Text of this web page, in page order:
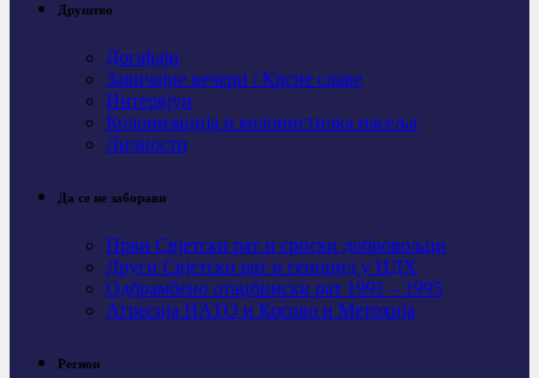
Друштво
Догађаји
Завичајне вечери / Крсне славе
Интервјуи
Колонизација и колонистичка насеља
Личности
Да се не заборави
Први Свјeтски рат и српски добровољци
Други Свјетски рат и геноцид у НДХ
Одбрамбено отаџбински рат 1991 – 1995
Агресија НАТО и Косово и Метохија
Регион